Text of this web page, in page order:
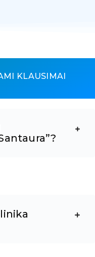
KLAUSIMAI